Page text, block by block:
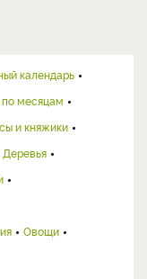
календарь
месяцам
и княжики
Деревья
Овощи